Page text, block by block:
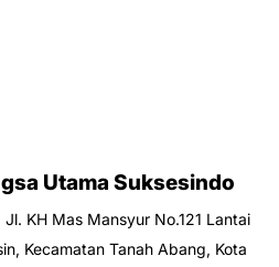
Utama Suksesindo
KH Mas Mansyur No.121 Lantai
Kecamatan Tanah Abang, Kota